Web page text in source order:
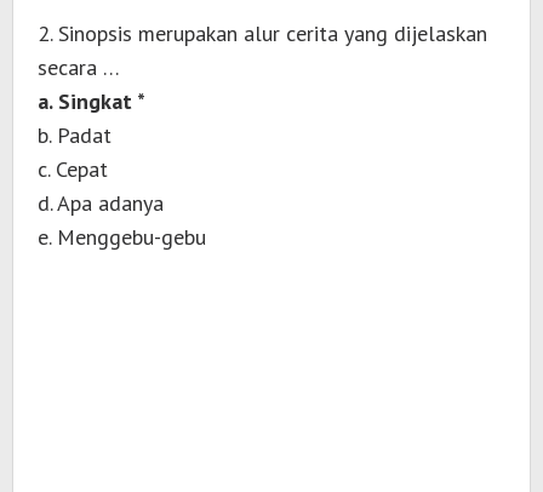
2. Sinopsis merupakan alur cerita yang dijelaskan
secara …
a. Singkat *
b. Padat
c. Cepat
d. Apa adanya
e. Menggebu-gebu